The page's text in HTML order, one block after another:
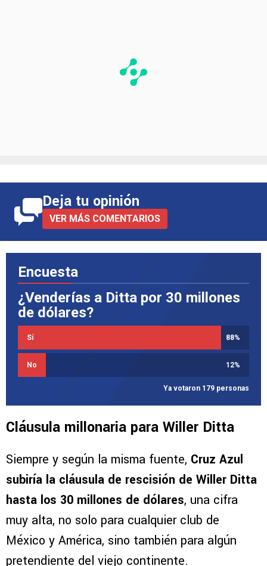
Deja tu opinión
VER MÁS COMENTARIOS
Encuesta
¿Venderías a Ditta por 30 millones
de dólares?
Sí 88%
No 12%
Ya votaron 179 personas
Cláusula millonaria para Willer Ditta
Siempre y según la misma fuente, Cruz Azul
subiría la cláusula de rescisión de Willer Ditta
hasta los 30 millones de dólares, una cifra
muy alta, no solo para cualquier club de
México y América, sino también para algún
pretendiente del viejo continente.